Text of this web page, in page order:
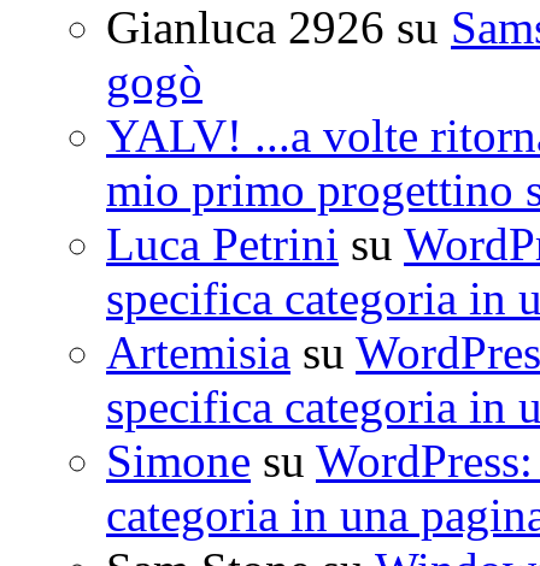
Gianluca 2926 su
gogò
YALV! ...a volte
mio primo progettino
Luca Petrini su
specifica categoria in
Artemisia su
specifica categoria in
Simone su
categoria in una